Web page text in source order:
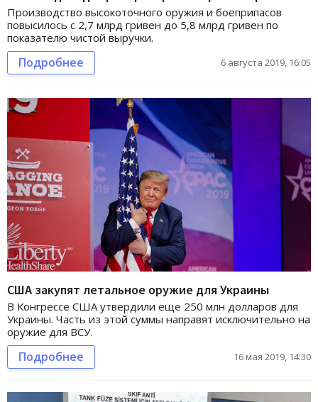
Производство высокоточного оружия и боеприпасов
повысилось с 2,7 млрд гривен до 5,8 млрд гривен по
показателю чистой выручки.
Подробнее 6 августа 2019, 16:05
США закупят летальное оружие для Украины
В Конгрессе США утвердили еще 250 млн долларов для
Украины. Часть из этой суммы направят исключительно на
оружие для ВСУ.
Подробнее 16 мая 2019, 14:30